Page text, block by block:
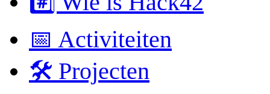
📅 Activiteiten
🛠 Projecten